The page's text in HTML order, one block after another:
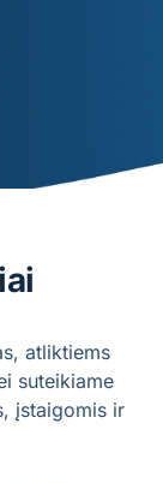
atliktiems
suteikiame
įstaigomis ir